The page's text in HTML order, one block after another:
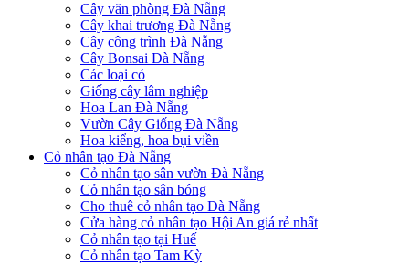
Cây văn phòng Đà Nẵng
Cây khai trương Đà Nẵng
Cây công trình Đà Nẵng
Cây Bonsai Đà Nẵng
Các loại cỏ
Giống cây lâm nghiệp
Hoa Lan Đà Nẵng
Vườn Cây Giống Đà Nẵng
Hoa kiểng, hoa bụi viền
Cỏ nhân tạo Đà Nẵng
Cỏ nhân tạo sân vườn Đà Nẵng
Cỏ nhân tạo sân bóng
Cho thuê cỏ nhân tạo Đà Nẵng
Cửa hàng cỏ nhân tạo Hội An giá rẻ nhất
Cỏ nhân tạo tại Huế
Cỏ nhân tạo Tam Kỳ